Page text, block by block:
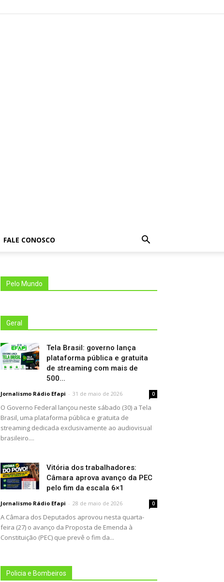
FALE CONOSCO
Pelo Mundo
Geral
Tela Brasil: governo lança
plataforma pública e gratuita
de streaming com mais de
500...
Jornalismo Rádio Efapi - 31 de maio de 2026 0
O Governo Federal lançou neste sábado (30) a Tela
Brasil, uma plataforma pública e gratuita de
streaming dedicada exclusivamente ao audiovisual
brasileiro....
Vitória dos trabalhadores:
Câmara aprova avanço da PEC
pelo fim da escala 6×1
Jornalismo Rádio Efapi - 28 de maio de 2026 0
A Câmara dos Deputados aprovou nesta quarta-
feira (27) o avanço da Proposta de Emenda à
Constituição (PEC) que prevê o fim da...
Policia e Bombeiros